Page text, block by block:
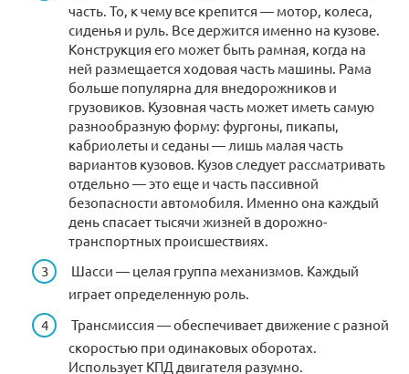
часть. То, к чему все крепится — мотор, колеса,
сиденья и руль. Все держится именно на кузове.
Конструкция его может быть рамная, когда на
ней размещается ходовая часть машины. Рама
больше популярна для внедорожников и
грузовиков. Кузовная часть может иметь самую
разнообразную форму: фургоны, пикапы,
кабриолеты и седаны — лишь малая часть
вариантов кузовов. Кузов следует рассматривать
отдельно — это еще и часть пассивной
безопасности автомобиля. Именно она каждый
день спасает тысячи жизней в дорожно-
транспортных происшествиях.
Шасси — целая группа механизмов. Каждый
играет определенную роль.
Трансмиссия — обеспечивает движение с разной
скоростью при одинаковых оборотах.
Использует КПД двигателя разумно.